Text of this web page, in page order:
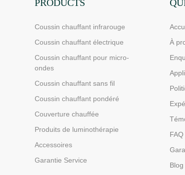
performance 660/850
luminothérapie rouge à
domicile
PRODUCTS
Coussin chauffant infrarouge
Coussin chauffant électrique
Coussin chauffant pour micro-
ondes
Coussin chauffant sans fil
Coussin chauffant pondéré
Couverture chauffée
Produits de luminothérapie
Accessoires
Garantie Service
À
FAQ
Blog